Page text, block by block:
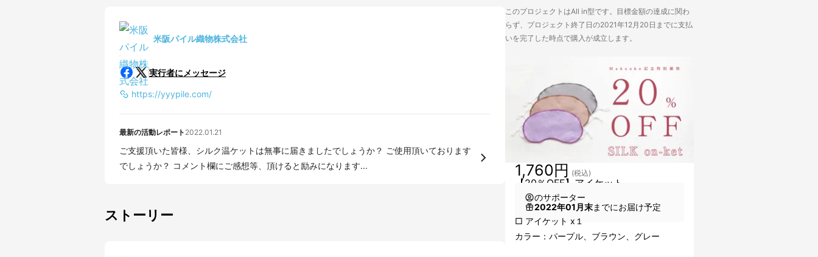
米阪パイル織物株式会社
実行者にメッセージ
https://yyypile.com/
最新の活動レポート 2022.01.21
ご支援頂いた皆様、シルク温ケットは無事に届きましたでしょうか？ ご使用頂いております
でしょうか？ コメント欄にご感想等、頂けると励みになります...
ストーリー
このプロジェクトはAll in型です。目標金額の達成に関わ
らず、プロジェクト終了日の2021年12月20日までに支払
いを完了した時点で購入が成立します。
【20％OFF】アイケット
1,760円 (税込)
のサポーター
2022年01月末までにお届け予定
□ アイケット x１
カラー：パープル、ブラウン、グレー